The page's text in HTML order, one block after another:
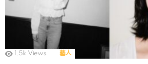
1.5k Views 藝人